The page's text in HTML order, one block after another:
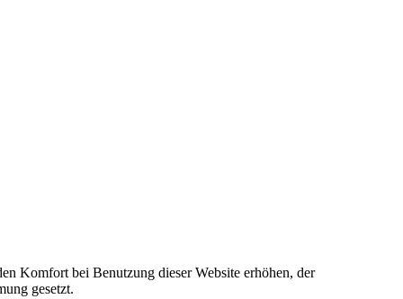
Komfort bei Benutzung dieser Website erhöhen, der
gesetzt.